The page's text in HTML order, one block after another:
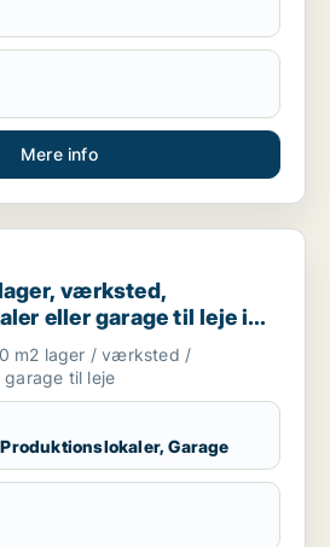
Mere info
værksted, produktionslokaler eller
værksted,
eller garage til leje i
SV eller Valby
m2 lager / værksted /
til leje
Garage